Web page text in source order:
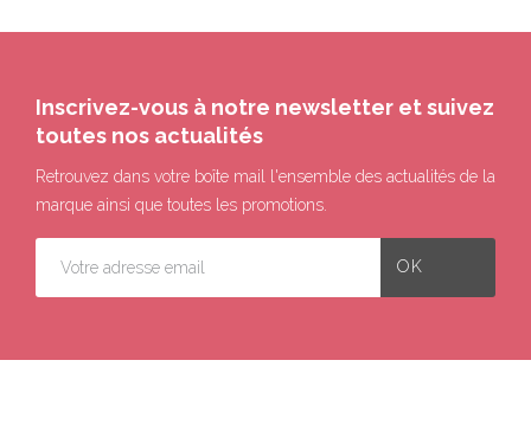
Inscrivez-vous à notre newsletter et suivez
toutes nos actualités
Retrouvez dans votre boîte mail l'ensemble des actualités de la
marque ainsi que toutes les promotions.